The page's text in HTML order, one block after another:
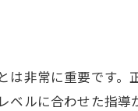
者に優しいスクール
駅周辺のレッスンス
非常に重要です
ルに合わせた指